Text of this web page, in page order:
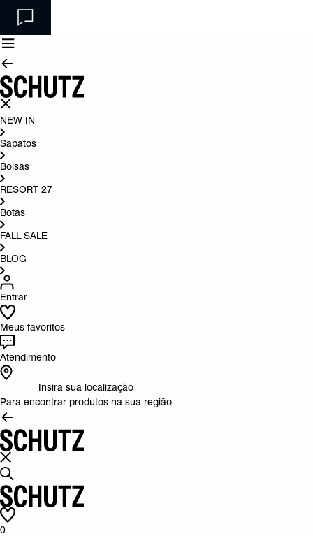
NEW IN
Sapatos
Bolsas
RESORT 27
Botas
FALL SALE
BLOG
Entrar
Meus favoritos
Atendimento
Insira sua localização
Para encontrar produtos na sua região
0